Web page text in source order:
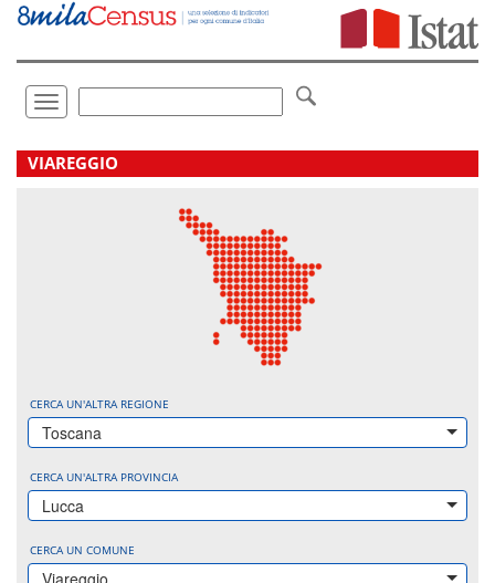
Vai
direttamente
Toggle
navigation
.
VIAREGGIO
CERCA UN'ALTRA REGIONE
Toscana
CERCA UN'ALTRA PROVINCIA
Lucca
CERCA UN COMUNE
Viareggio